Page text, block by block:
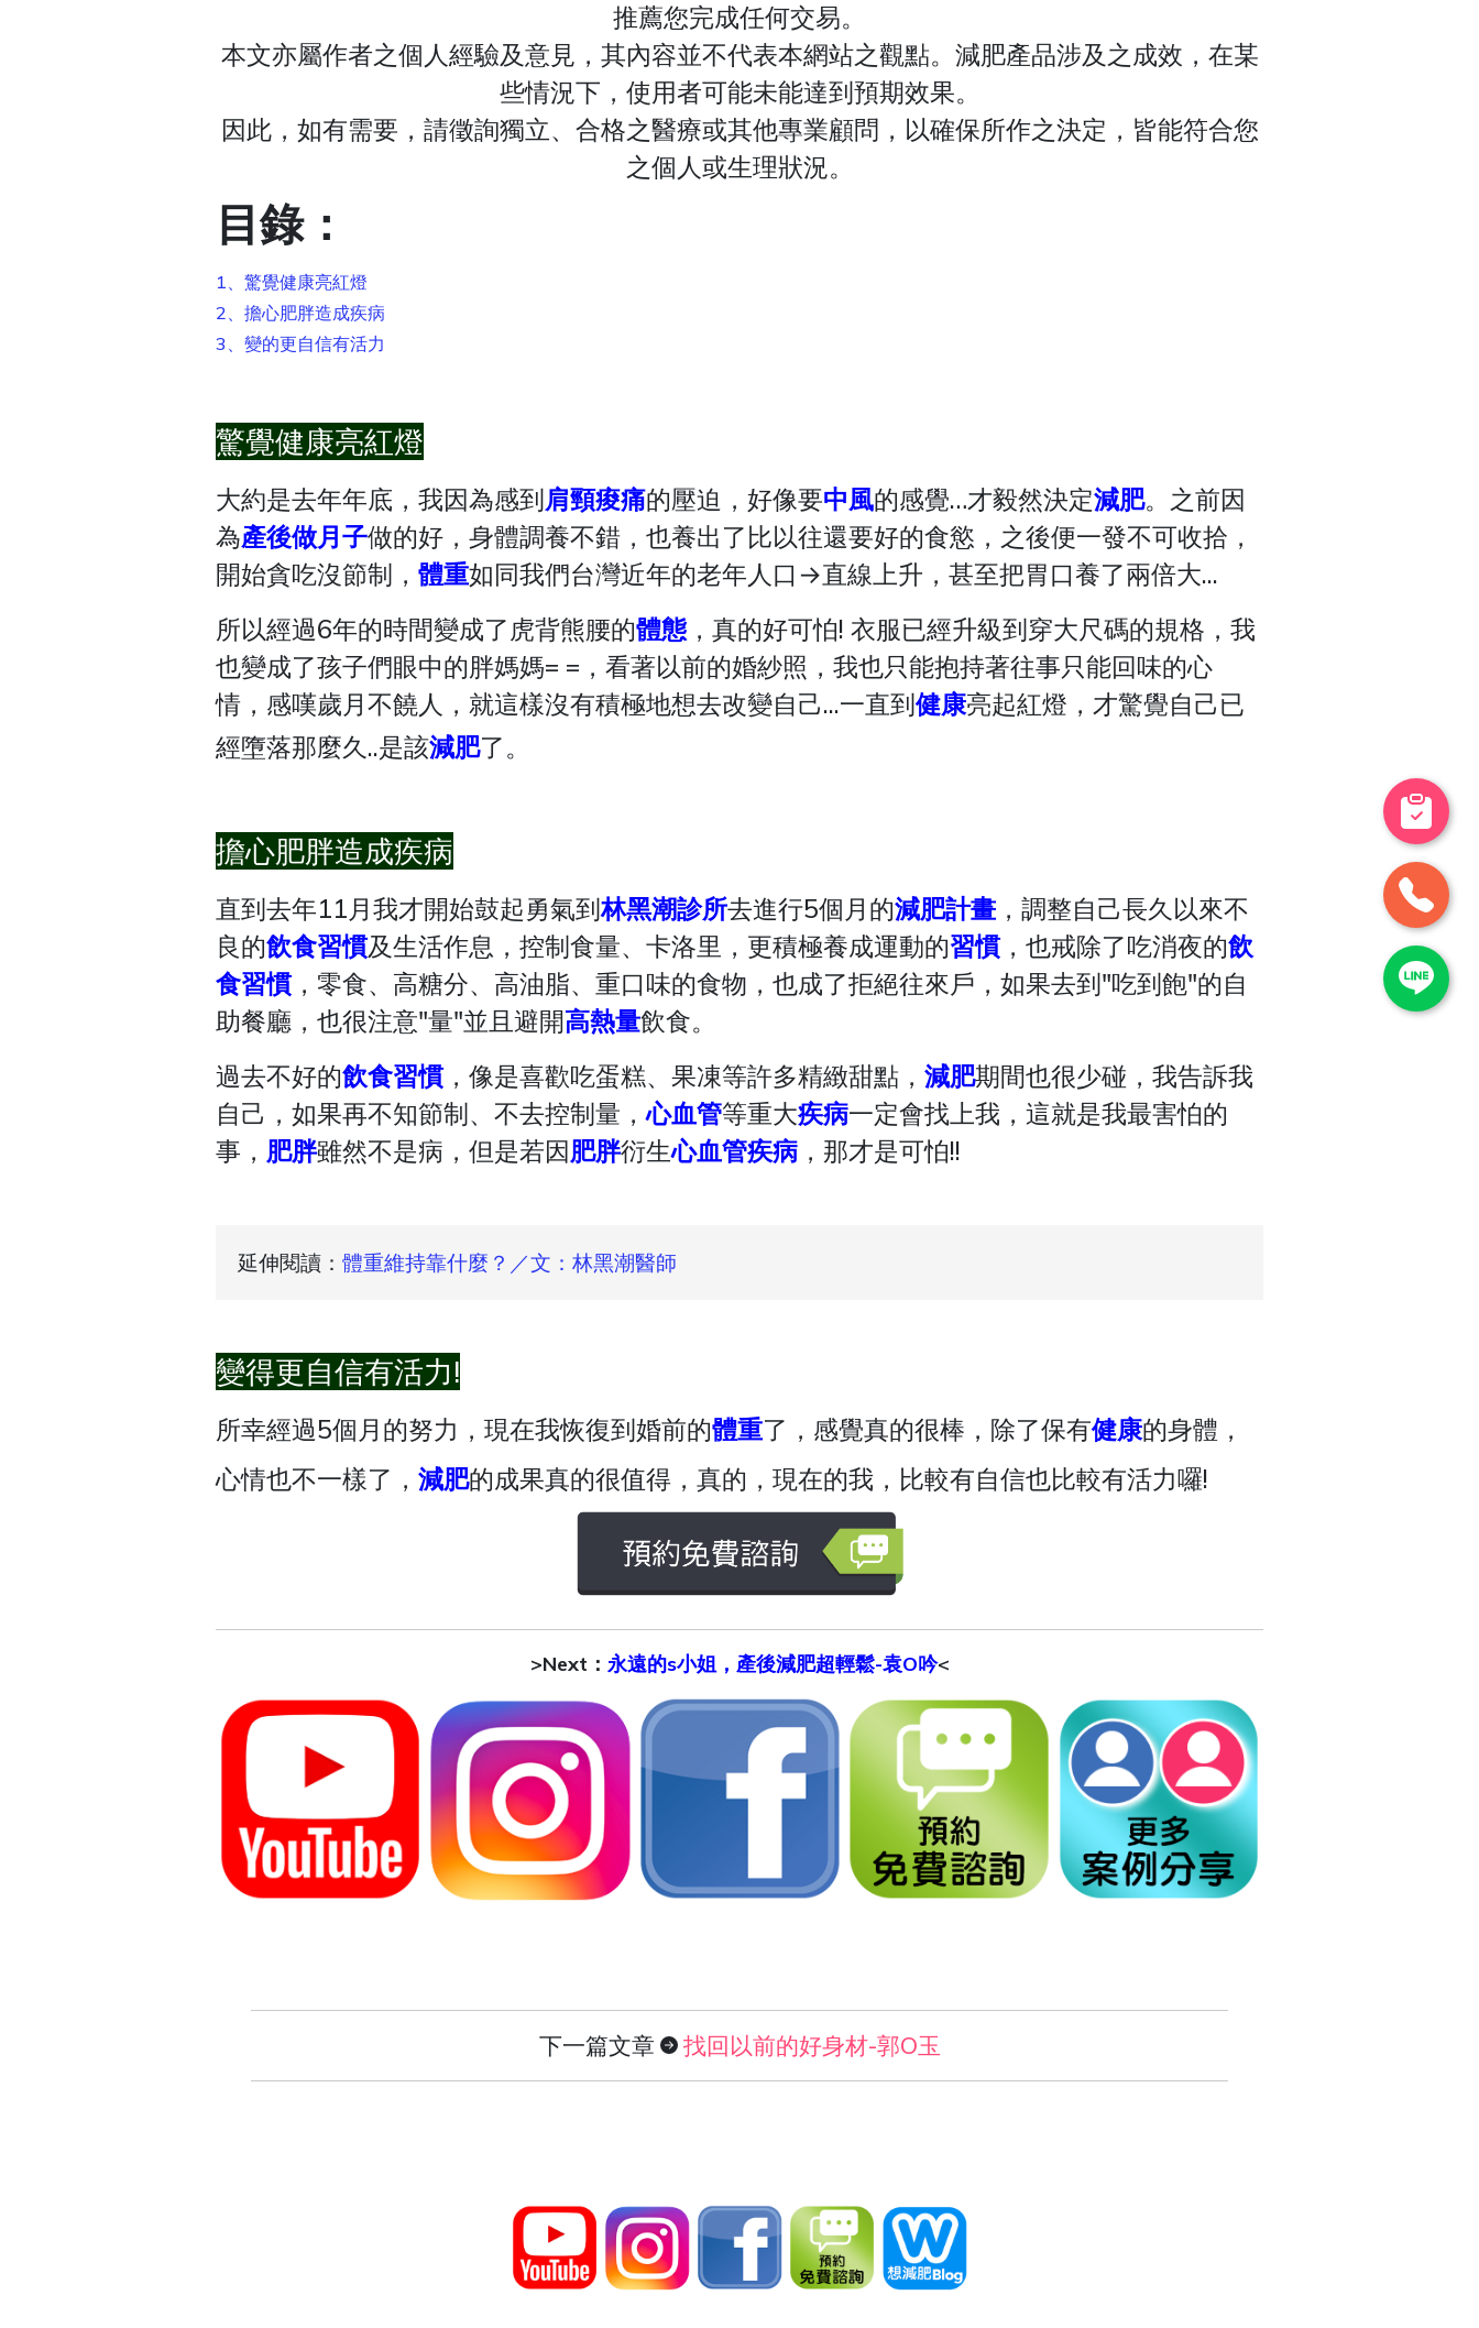
推薦您完成任何交易。
本文亦屬作者之個人經驗及意見，其內容並不代表本網站之觀點。減肥產品涉及之成效，在某
些情況下，使用者可能未能達到預期效果。
因此，如有需要，請徵詢獨立、合格之醫療或其他專業顧問，以確保所作之決定，皆能符合您
之個人或生理狀況。
目錄：
1、驚覺健康亮紅燈
2、擔心肥胖造成疾病
3、變的更自信有活力
驚覺健康亮紅燈
大約是去年年底，我因為感到肩頸痠痛的壓迫，好像要中風的感覺…才毅然決定減肥。之前因
為產後做月子做的好，身體調養不錯，也養出了比以往還要好的食慾，之後便一發不可收拾，
開始貪吃沒節制，體重如同我們台灣近年的老年人口→直線上升，甚至把胃口養了兩倍大...
所以經過6年的時間變成了虎背熊腰的體態 ，真的好可怕! 衣服已經升級到穿大尺碼的規格，我
也變成了孩子們眼中的胖媽媽= =，看著以前的婚紗照，我也只能抱持著往事只能回味的心
情，感嘆歲月不饒人，就這樣沒有積極地想去改變自己...一直到健康亮起紅燈，才驚覺自己已
經墮落那麼久..是該減肥了。
擔心肥胖造成疾病
直到去年11月我才開始鼓起勇氣到林黑潮診所去進行5個月的減肥計畫 ，調整自己長久以來不
良的飲食習慣及生活作息，控制食量、卡洛里，更積極養成運動的習慣，也戒除了吃消夜的飲
食習慣，零食、高糖分、高油脂、重口味的食物，也成了拒絕往來戶，如果去到"吃到飽"的自
助餐廳，也很注意"量"並且避開高熱量飲食。
過去不好的飲食習慣，像是喜歡吃蛋糕、果凍等許多精緻甜點，減肥期間也很少碰，我告訴我
自己，如果再不知節制、不去控制量，心血管等重大疾病一定會找上我，這就是我最害怕的
事， 肥胖雖然不是病，但是若因肥胖衍生心血管疾病 ，那才是可怕!!
延伸閱讀：體重維持靠什麼？／文：林黑潮醫師
變得更自信有活力!
所幸經過5個月的努力，現在我恢復到婚前的體重了，感覺真的很棒，除了保有健康的身體，
心情也不一樣了，減肥的成果真的很值得，真的，現在的我，比較有自信也比較有活力囉!
>Next： 永遠的s小姐，產後減肥超輕鬆-袁O吟<
下一篇文章 找回以前的好身材-郭O玉